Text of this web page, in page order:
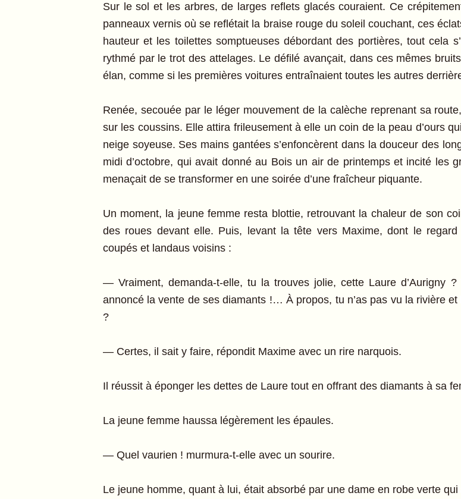
Sur le sol et les arbres, de larges reflets glacés couraient. Ce
panneaux vernis où se reflétait la braise rouge du soleil couchant, ces
hauteur et les toilettes somptueuses débordant des portières, tout cela
rythmé par le trot des attelages. Le défilé avançait, dans ces mêmes
élan, comme si les premières voitures entraînaient toutes les autres
Renée, secouée par le léger mouvement de la calèche reprenant sa
sur les coussins. Elle attira frileusement à elle un coin de la peau d’ours
neige soyeuse. Ses mains gantées s’enfoncèrent dans la douceur des
midi d’octobre, qui avait donné au Bois un air de printemps et incité les
menaçait de se transformer en une soirée d’une fraîcheur piquante.
Un moment, la jeune femme resta blottie, retrouvant la chaleur de son
des roues devant elle. Puis, levant la tête vers Maxime, dont le
coupés et landaus voisins :
— Vraiment, demanda-t-elle, tu la trouves jolie, cette Laure d’Aurigny
annoncé la vente de ses diamants !… À propos, tu n’as pas vu la rivière et
?
— Certes, il sait y faire, répondit Maxime avec un rire narquois.
Il réussit à éponger les dettes de Laure tout en offrant des diamants à sa
La jeune femme haussa légèrement les épaules.
— Quel vaurien ! murmura-t-elle avec un sourire.
Le jeune homme, quant à lui, était absorbé par une dame en robe verte